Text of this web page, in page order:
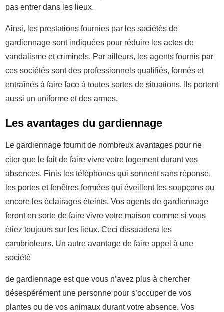
pas entrer dans les lieux.
Ainsi, les prestations fournies par les sociétés de
gardiennage sont indiquées pour réduire les actes de
vandalisme et criminels. Par ailleurs, les agents fournis par
ces sociétés sont des professionnels qualifiés, formés et
entraînés à faire face à toutes sortes de situations. Ils portent
aussi un uniforme et des armes.
Les avantages du gardiennage
Le gardiennage fournit de nombreux avantages pour ne
citer que le fait de faire vivre votre logement durant vos
absences. Finis les téléphones qui sonnent sans réponse,
les portes et fenêtres fermées qui éveillent les soupçons ou
encore les éclairages éteints. Vos agents de gardiennage
feront en sorte de faire vivre votre maison comme si vous
étiez toujours sur les lieux. Ceci dissuadera les
cambrioleurs. Un autre avantage de faire appel à une
société
de gardiennage est que vous n’avez plus à chercher
désespérément une personne pour s’occuper de vos
plantes ou de vos animaux durant votre absence. Vos